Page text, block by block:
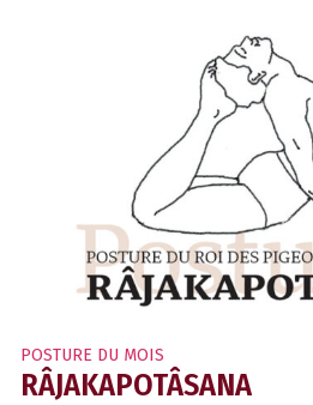
POSTURE DU MOIS
RÂJAKAPOTÂSANA